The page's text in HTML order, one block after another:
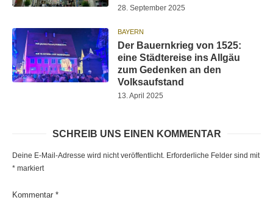
28. September 2025
BAYERN
Der Bauernkrieg von 1525:
eine Städtereise ins Allgäu
zum Gedenken an den
Volksaufstand
13. April 2025
SCHREIB UNS EINEN KOMMENTAR
Deine E-Mail-Adresse wird nicht veröffentlicht. Erforderliche Felder sind mit
* markiert
Kommentar *